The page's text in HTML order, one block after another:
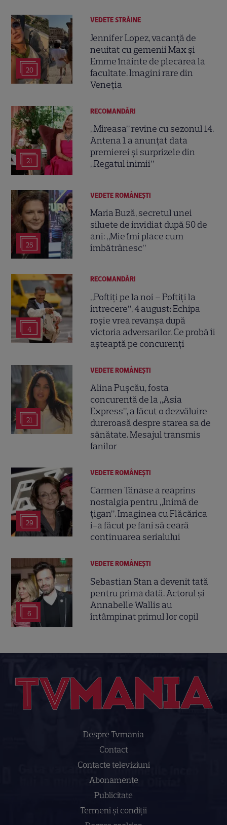
20
VEDETE STRĂINE
Jennifer Lopez, vacanță de
neuitat cu gemenii Max și
Emme înainte de plecarea la
facultate. Imagini rare din
Veneția
21
RECOMANDĂRI
„Mireasa” revine cu sezonul 14.
Antena 1 a anunțat data
premierei și surprizele din
„Regatul inimii”
25
VEDETE ROMÂNEŞTI
Maria Buză, secretul unei
siluete de invidiat după 50 de
ani: „Mie îmi place cum
îmbătrânesc”
4
RECOMANDĂRI
„Poftiți pe la noi – Poftiți la
întrecere”, 4 august: Echipa
roșie vrea revanșa după
victoria adversarilor. Ce probă îi
așteaptă pe concurenți
21
VEDETE ROMÂNEŞTI
Alina Pușcău, fosta
concurentă de la „Asia
Express”, a făcut o dezvăluire
dureroasă despre starea sa de
sănătate. Mesajul transmis
fanilor
29
VEDETE ROMÂNEŞTI
Carmen Tănase a reaprins
nostalgia pentru „Inimă de
țigan”. Imaginea cu Flăcărica
i-a făcut pe fani să ceară
continuarea serialului
6
VEDETE ROMÂNEŞTI
Sebastian Stan a devenit tată
pentru prima dată. Actorul și
Annabelle Wallis au
întâmpinat primul lor copil
Despre Tvmania
Contact
Contacte televiziuni
Abonamente
Publicitate
Termeni și condiții